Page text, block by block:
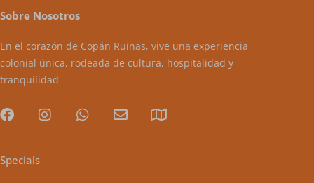
Sobre Nosotros
En el corazón de Copán Ruinas, vive una experiencia
colonial única, rodeada de cultura, hospitalidad y
tranquilidad
Specials